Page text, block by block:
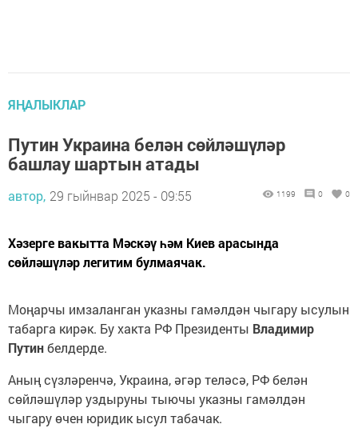
ЯҢАЛЫКЛАР
Путин Украина белән сөйләшүләр
башлау шартын атады
автор, 29 гыйнвар 2025 - 09:55 1199 0 0
Хәзерге вакытта Мәскәү һәм Киев арасында
сөйләшүләр легитим булмаячак.
Моңарчы имзаланган указны гамәлдән чыгару ысулын
табарга кирәк. Бу хакта РФ Президенты Владимир
Путинбелдерде.
Аның сүзләренчә, Украина, әгәр теләсә, РФ белән
сөйләшүләр уздыруны тыючы указны гамәлдән
чыгару өчен юридик ысул табачак.